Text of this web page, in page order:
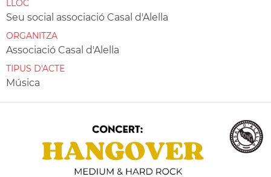
LLOC
Seu social associació Casal d'Alella
ORGANITZA
Associació Casal d'Alella
TIPUS D'ACTE
Música